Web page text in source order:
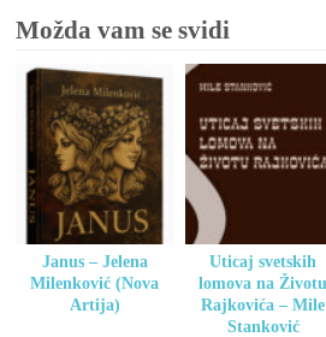
Možda vam se svidi
Janus – Jelena
Milenković (Nova
Artija)
Uticaj svetskih
lomova na Životu
Rajkovića – Mile
Stanković